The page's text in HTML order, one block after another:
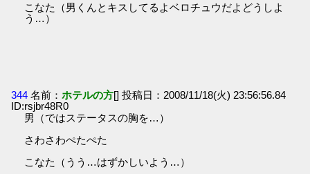
こなた（男くんとキスしてるよベロチュウだよどうしよ
う…）
344 名前：ホテルの方[] 投稿日：2008/11/18(火) 23:56:56.84
ID:rsjbr48R0
男（ではステータスの胸を…）
さわさわぺたぺた
こなた（うう…はずかしいよう…）